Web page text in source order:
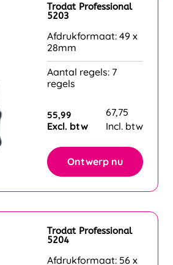
Trodat Professional
5203
Afdrukformaat: 49 x
28mm
Aantal regels: 7
regels
55,99
Excl. btw
67,75
Incl. btw
Ontwerp nu
Trodat Professional
5204
Afdrukformaat: 56 x